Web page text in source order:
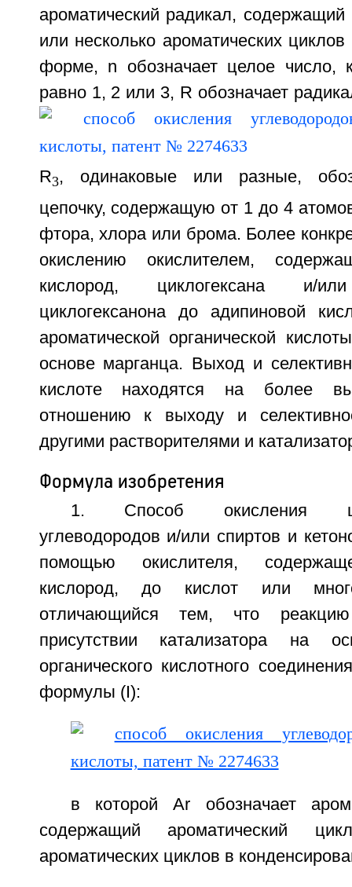
ароматический радикал, содержащий
или несколько ароматических
форме, n обозначает целое число,
равно 1, 2 или 3, R обозначает
R3, одинаковые или разные,
цепочку, содержащую от 1 до 4
фтора, хлора или брома. Более
окислению окислителем,
кислород, циклогексана и/или
циклогексанона до адипиновой
ароматической органической
основе марганца. Выход и
кислоте находятся на более
отношению к выходу и
другими растворителями и
Формула изобретения
1. Способ окисления
углеводородов и/или спиртов и
помощью окислителя,
кислород, до кислот или
отличающийся тем, что
присутствии катализатора на
органического кислотного
формулы (I):
в которой Ar обозначает
содержащий ароматический
ароматических циклов в